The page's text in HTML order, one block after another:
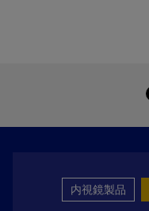
内視鏡製品